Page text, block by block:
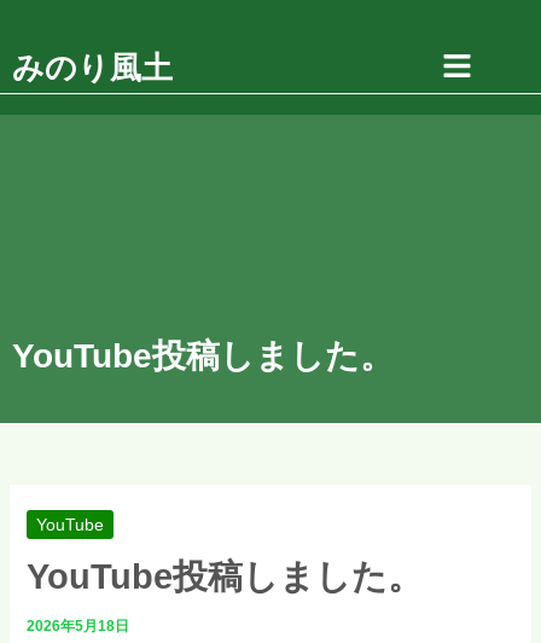
を
ス
みのり風土
YouTube投稿しました。
YouTube
YouTube投稿しました。
2026年5月18日
カ
イ